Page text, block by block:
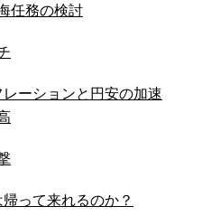
任務の検討
ーションと円安の加速
って来れるのか？